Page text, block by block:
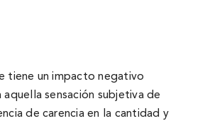
tiene un impacto negativo
sensación subjetiva de
de carencia en la cantidad y